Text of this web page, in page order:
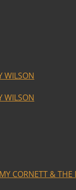
WILSON
WILSON
CORNETT &